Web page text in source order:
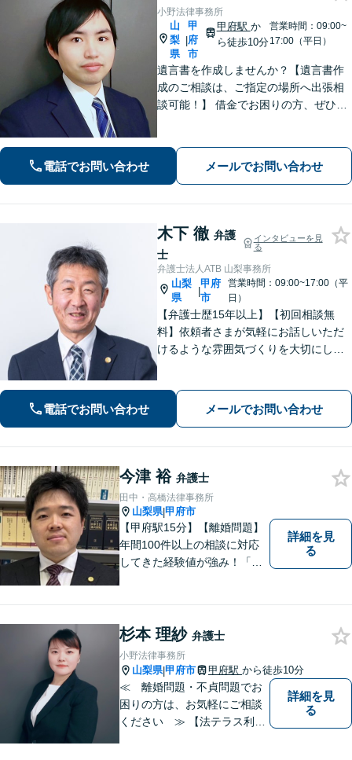
小野法律事務所
山
梨
県
|
甲
府
市
甲府駅 か
ら徒歩10分
営業時間：09:00~
17:00（平日）
遺言書を作成しませんか？【遺言書作
成のご相談は、ご指定の場所へ出張相
談可能！】 借金でお困りの方、ぜひご
可能。借金問題で困ったらまず相談
電話でお問い合わせ メールでお問い合わせ
木下 徹 弁護
士
インタビューを見
る
弁護士法人ATB 山梨事務所
山梨
県
|
甲府
市
営業時間：09:00~17:00（平
日）
【弁護士歴15年以上】【初回相談無
料】依頼者さまが気軽にお話しいただ
けるような雰囲気づくりを大切にして
お困りの方はぜひ一度ご相談くださ
い。【電話・メール・WEB相談可】
電話でお問い合わせ メールでお問い合わせ
今津 裕 弁護士
田中・高橋法律事務所
山梨県|甲府市
【甲府駅15分】【離婚問題】
年間100件以上の相談に対応
してきた経験値が強み！「離
の作成や相続人の紛争解決ま
で幅広く対応できます【初回
面談無料】
詳細を見
る
杉本 理紗 弁護士
小野法律事務所
山梨県|甲府市 甲府駅 から徒歩10分
≪ 離婚問題・不貞問題でお
困りの方は、お気軽にご相談
ください ≫ 【法テラス利用
詳細を見
る